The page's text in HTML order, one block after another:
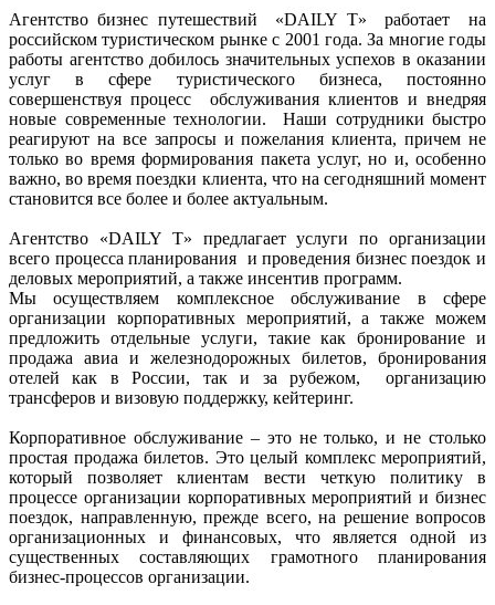
Агентство бизнес путешествий «DAILY T» работает на
российском туристическом рынке с 2001 года. За многие годы
работы агентство добилось значительных успехов в оказании
услуг в сфере туристического бизнеса, постоянно
совершенствуя процесс обслуживания клиентов и внедряя
новые современные технологии. Наши сотрудники быстро
реагируют на все запросы и пожелания клиента, причем не
только во время формирования пакета услуг, но и, особенно
важно, во время поездки клиента, что на сегодняшний момент
становится все более и более актуальным.
Агентство «DAILY T» предлагает услуги по организации
всего процесса планирования и проведения бизнес поездок и
деловых мероприятий, а также инсентив программ.
Мы осуществляем комплексное обслуживание в сфере
организации корпоративных мероприятий, а также можем
предложить отдельные услуги, такие как бронирование и
продажа авиа и железнодорожных билетов, бронирования
отелей как в России, так и за рубежом, организацию
трансферов и визовую поддержку, кейтеринг.
Корпоративное обслуживание – это не только, и не столько
простая продажа билетов. Это целый комплекс мероприятий,
который позволяет клиентам вести четкую политику в
процессе организации корпоративных мероприятий и бизнес
поездок, направленную, прежде всего, на решение вопросов
организационных и финансовых, что является одной из
существенных составляющих грамотного планирования
бизнес-процессов организации.